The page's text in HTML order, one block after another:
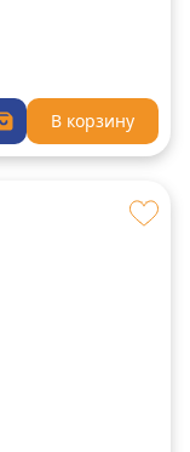
В корзину